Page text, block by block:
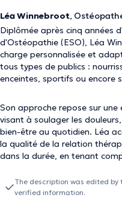
Léa Winnebroot,
Diplômée après cinq années
d'Ostéopathie (ESO), Léa
charge personnalisée et
tous types de publics :
enceintes, sportifs ou encore
Son approche repose sur
visant à soulager les
bien-être au quotidien. Léa
la qualité de la relation
dans la durée, en tenant
The description was edited
verified information.